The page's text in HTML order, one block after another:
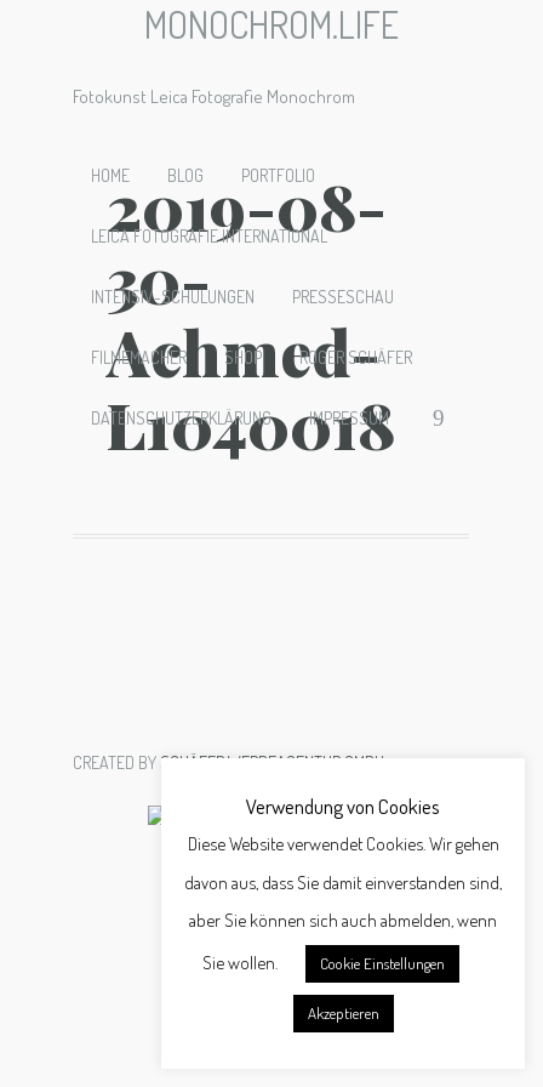
MONOCHROM.LIFE
Fotokunst Leica Fotografie Monochrom
HOME BLOG PORTFOLIO
LEICA FOTOGRAFIE INTERNATIONAL
INTENSIV-SCHULUNGEN PRESSESCHAU
FILMEMACHER SHOP ROGER SCHÄFER
DATENSCHUTZERKLÄRUNG IMPRESSUM
2019-08-
30-
Achmed-
L1040018
CREATED BYSCHÄFER WERBEAGENTUR GMBH
Verwendung von Cookies
Diese Website verwendet Cookies. Wir gehen
davon aus, dass Sie damit einverstanden sind,
aber Sie können sich auch abmelden, wenn
Sie wollen.
Cookie Einstellungen
Akzeptieren